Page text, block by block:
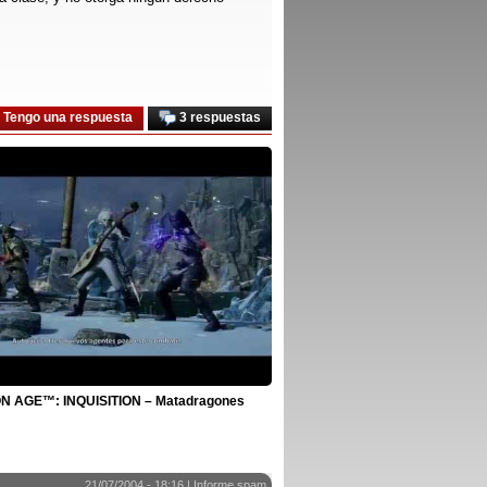
3 respuestas
Tengo una respuesta
AGE™: INQUISITION – Matadragones